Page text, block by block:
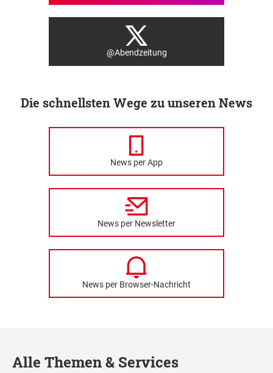
@Abendzeitung
Die schnellsten Wege zu unseren News
News per App
News per Newsletter
News per Browser-Nachricht
Alle Themen & Services